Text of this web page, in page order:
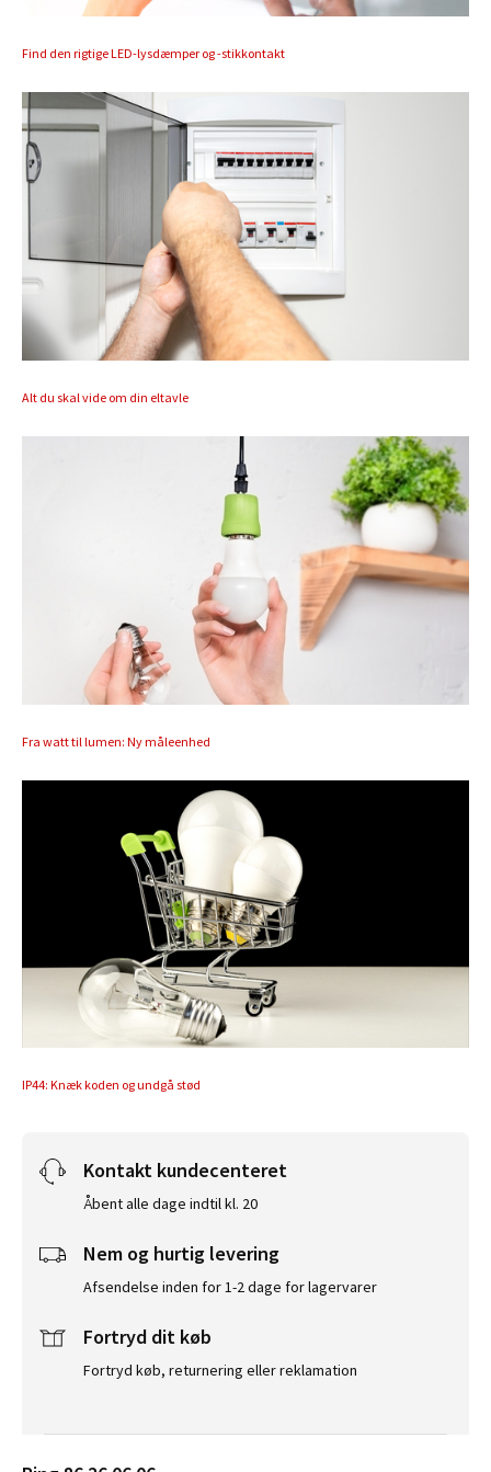
Find den rigtige LED-lysdæmper og -stikkontakt
Alt du skal vide om din eltavle
Fra watt til lumen: Ny måleenhed
IP44: Knæk koden og undgå stød
Kontakt kundecenteret
Åbent alle dage indtil kl. 20
Nem og hurtig levering
Afsendelse inden for 1-2 dage for lagervarer
Fortryd dit køb
Fortryd køb, returnering eller reklamation